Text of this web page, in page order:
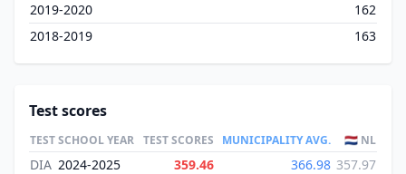
2019-2020
162
2018-2019
163
Test scores
TESTSCHOOL YEAR TEST SCORES MUNICIPALITY AVG. 🇳🇱 NL
DIA 2024-2025 359.46 366.98 357.97